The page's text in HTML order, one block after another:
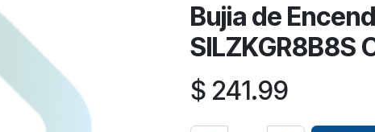
Bujia de
SILZKGR8B8S
$ 241.99